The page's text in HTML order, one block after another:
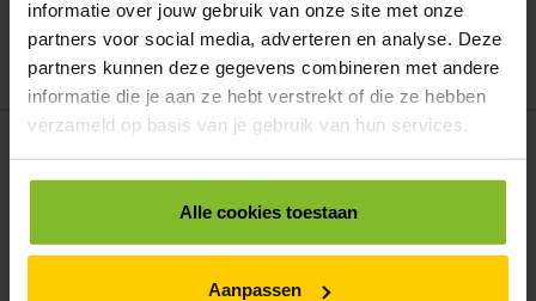
informatie over jouw gebruik van onze site met onze
partners voor social media, adverteren en analyse. Deze
partners kunnen deze gegevens combineren met andere
informatie die je aan ze hebt verstrekt of die ze hebben
verzameld op basis van je gebruik van hun services.
Alle cookies toestaan
Aanpassen
te bestellen. Uw bestel- en offertelijsten kunt u terugvinden in uw
account. Dat pakt altijd goed uit voor uw administratie!
POSTDOOS BEDRUKKEN
Voor een veilige verzending
VOOR BOEKEN TOT ONDERDELEN